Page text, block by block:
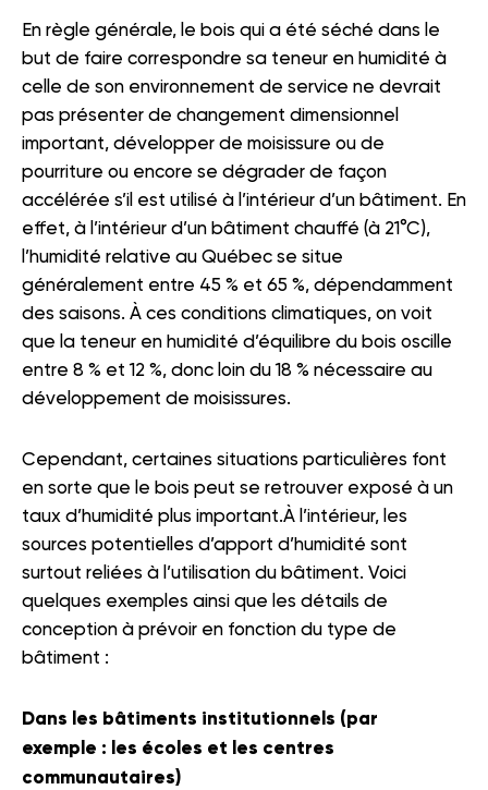
En règle générale, le bois qui a été séché dans le
but de faire correspondre sa teneur en humidité à
celle de son environnement de service ne devrait
pas présenter de changement dimensionnel
important, développer de moisissure ou de
pourriture ou encore se dégrader de façon
accélérée s’il est utilisé à l’intérieur d’un bâtiment. En
effet, à l’intérieur d’un bâtiment chauffé (à 21°C),
l’humidité relative au Québec se situe
généralement entre 45 % et 65 %, dépendamment
des saisons. À ces conditions climatiques, on voit
que la teneur en humidité d’équilibre du bois oscille
entre 8 % et 12 %, donc loin du 18 % nécessaire au
développement de moisissures.
Cependant, certaines situations particulières font
en sorte que le bois peut se retrouver exposé à un
taux d’humidité plus important.À l’intérieur, les
sources potentielles d’apport d’humidité sont
surtout reliées à l’utilisation du bâtiment. Voici
quelques exemples ainsi que les détails de
conception à prévoir en fonction du type de
bâtiment :
Dans les bâtiments institutionnels (par
exemple : les écoles et les centres
communautaires)